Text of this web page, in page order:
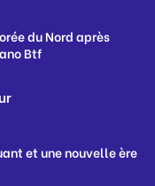
du Nord après
Btf
et une nouvelle ère